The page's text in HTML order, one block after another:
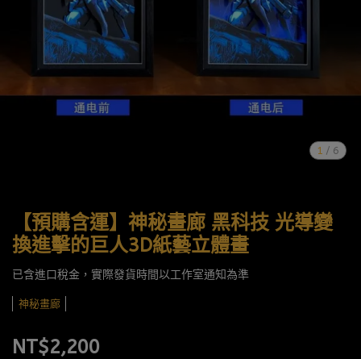
1 / 6
【預購含運】神秘畫廊 黑科技 光導變
換進擊的巨人3D紙藝立體畫
已含進口稅金，實際發貨時間以工作室通知為準
神秘畫廊
NT$2,200